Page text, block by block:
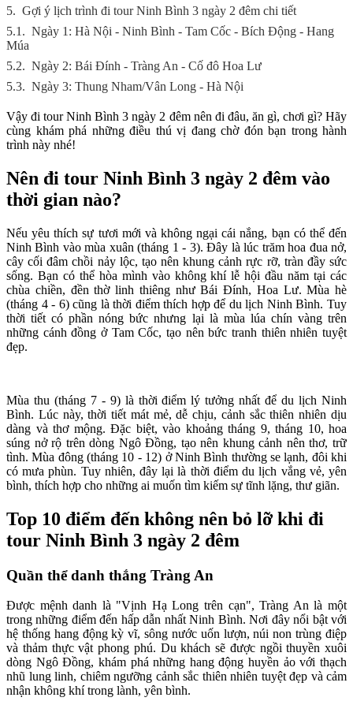
5. Gợi ý lịch trình đi tour Ninh Bình 3 ngày 2 đêm chi tiết
5.1. Ngày 1: Hà Nội - Ninh Bình - Tam Cốc - Bích Động - Hang
Múa
5.2. Ngày 2: Bái Đính - Tràng An - Cố đô Hoa Lư
5.3. Ngày 3: Thung Nham/Vân Long - Hà Nội
Vậy đi tour Ninh Bình 3 ngày 2 đêm nên đi đâu, ăn gì, chơi gì? Hãy
cùng khám phá những điều thú vị đang chờ đón bạn trong hành
trình này nhé!
Nên đi tour Ninh Bình 3 ngày 2 đêm vào
thời gian nào?
Nếu yêu thích sự tươi mới và không ngại cái nắng, bạn có thể đến
Ninh Bình vào mùa xuân (tháng 1 - 3). Đây là lúc trăm hoa đua nở,
cây cối đâm chồi nảy lộc, tạo nên khung cảnh rực rỡ, tràn đầy sức
sống. Bạn có thể hòa mình vào không khí lễ hội đầu năm tại các
chùa chiền, đền thờ linh thiêng như Bái Đính, Hoa Lư. Mùa hè
(tháng 4 - 6) cũng là thời điểm thích hợp để du lịch Ninh Bình. Tuy
thời tiết có phần nóng bức nhưng lại là mùa lúa chín vàng trên
những cánh đồng ở Tam Cốc, tạo nên bức tranh thiên nhiên tuyệt
đẹp.
Mùa thu (tháng 7 - 9) là thời điểm lý tưởng nhất để du lịch Ninh
Bình. Lúc này, thời tiết mát mẻ, dễ chịu, cảnh sắc thiên nhiên dịu
dàng và thơ mộng. Đặc biệt, vào khoảng tháng 9, tháng 10, hoa
súng nở rộ trên dòng Ngô Đồng, tạo nên khung cảnh nên thơ, trữ
tình. Mùa đông (tháng 10 - 12) ở Ninh Bình thường se lạnh, đôi khi
có mưa phùn. Tuy nhiên, đây lại là thời điểm du lịch vắng vẻ, yên
bình, thích hợp cho những ai muốn tìm kiếm sự tĩnh lặng, thư giãn.
Top 10 điểm đến không nên bỏ lỡ khi đi
tour Ninh Bình 3 ngày 2 đêm
Quần thể danh thắng Tràng An
Được mệnh danh là "Vịnh Hạ Long trên cạn", Tràng An là một
trong những điểm đến hấp dẫn nhất Ninh Bình. Nơi đây nổi bật với
hệ thống hang động kỳ vĩ, sông nước uốn lượn, núi non trùng điệp
và thảm thực vật phong phú. Du khách sẽ được ngồi thuyền xuôi
dòng Ngô Đồng, khám phá những hang động huyền ảo với thạch
nhũ lung linh, chiêm ngưỡng cảnh sắc thiên nhiên tuyệt đẹp và cảm
nhận không khí trong lành, yên bình.